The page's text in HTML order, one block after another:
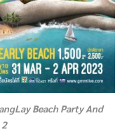
Beach Party And